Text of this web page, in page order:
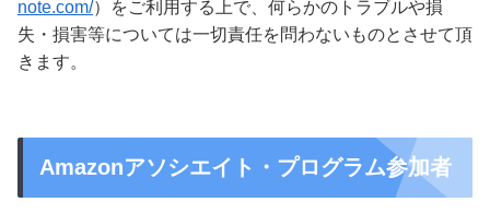
note.com/）をご利用する上で、何らかのトラブルや損
失・損害等については一切責任を問わないものとさせて頂
きます。
Amazonアソシエイト・プログラム参加者